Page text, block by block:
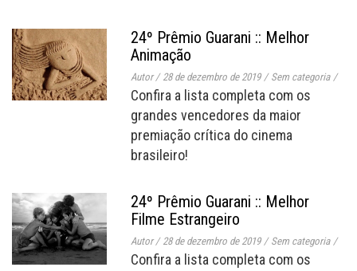
24º Prêmio Guarani :: Melhor
Animação
Autor/ 28 de dezembro de 2019 / Sem categoria /
Confira a lista completa com os
grandes vencedores da maior
premiação crítica do cinema
brasileiro!
24º Prêmio Guarani :: Melhor
Filme Estrangeiro
Autor/ 28 de dezembro de 2019 / Sem categoria /
Confira a lista completa com os